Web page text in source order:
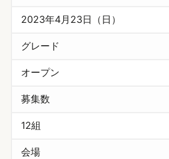
2023年4月23日（日）
グレード
オープン
募集数
12組
会場